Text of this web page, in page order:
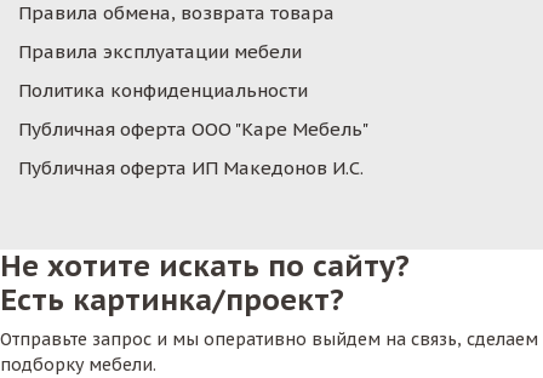
Правила обмена, возврата товара
Правила эксплуатации мебели
Политика конфиденциальности
Публичная оферта ООО "Каре Мебель"
Публичная оферта ИП Македонов И.С.
Не хотите искать по сайту?
Есть картинка/проект?
Отправьте запрос и мы оперативно выйдем на связь, сделаем
подборку мебели.